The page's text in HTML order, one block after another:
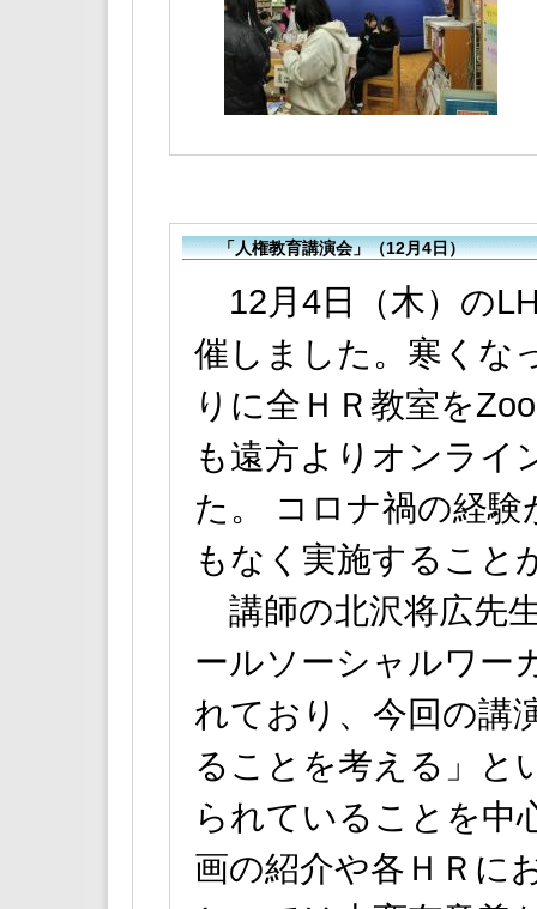
「人権教育講演会」（12月4日）
12月4日（木）の
催しました。寒くな
りに全ＨＲ教室を
も遠方よりオンライ
た。 コロナ禍の経
もなく実施すること
講師の北沢将広先
ールソーシャルワー
れており、今回の講
ることを考える」と
られていることを中
画の紹介や各ＨＲに